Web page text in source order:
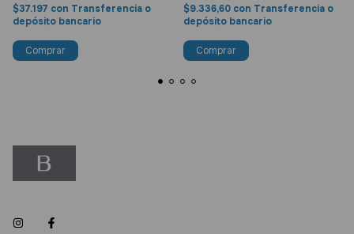
$37.197 con Transferencia o
depósito bancario
$9.336,60 con Transferencia o
depósito bancario